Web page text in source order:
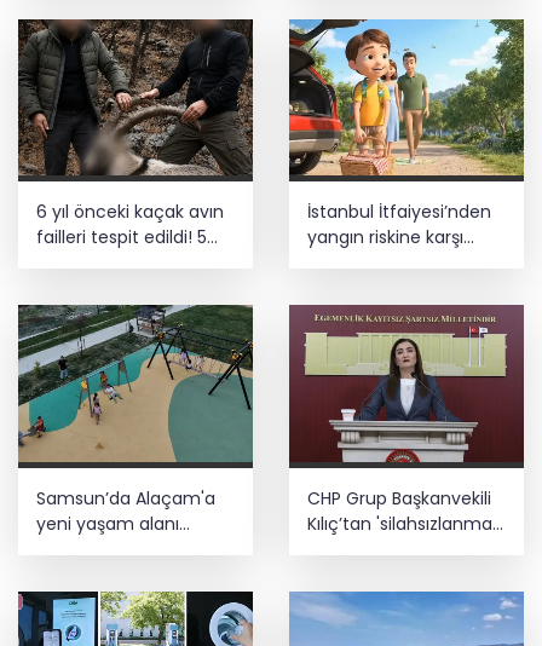
6 yıl önceki kaçak avın
failleri tespit edildi! 5
yaban keçisi için ceza
İstanbul İtfaiyesi’nden
yangın riskine karşı
videolu uyarı
Samsun’da Alaçam'a
yeni yaşam alanı
CHP Grup Başkanvekili
Kılıç’tan 'silahsızlanma'